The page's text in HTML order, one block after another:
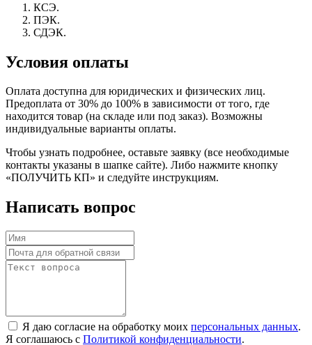
КСЭ.
ПЭК.
СДЭК.
Условия оплаты
Оплата доступна для юридических и физических лиц.
Предоплата от 30% до 100% в зависимости от того, где
находится товар (на складе или под заказ). Возможны
индивидуальные варианты оплаты.
Чтобы узнать подробнее, оставьте заявку (все необходимые
контакты указаны в шапке сайте). Либо нажмите кнопку
«ПОЛУЧИТЬ КП» и следуйте инструкциям.
Написать вопрос
Я даю согласие на обработку моих персональных данных.
Я соглашаюсь с Политикой конфиденциальности.